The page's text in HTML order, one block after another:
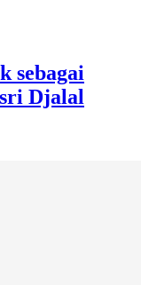
sebagai
Djalal